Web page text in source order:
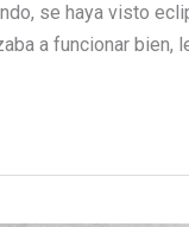
se haya visto
a funcionar bien,